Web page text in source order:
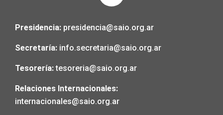
Presidencia: presidencia@saio.org.ar
Secretaría: info.secretaria@saio.org.ar
Tesorería:tesoreria@saio.org.ar
Relaciones Internacionales:
internacionales@saio.org.ar